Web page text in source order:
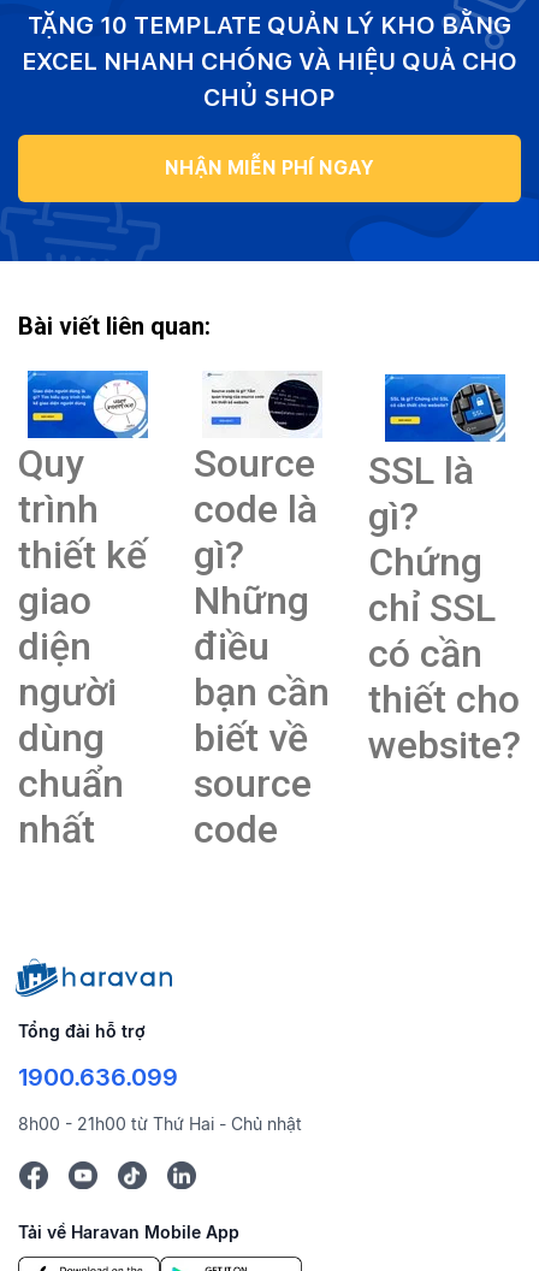
TẶNG 10 TEMPLATE QUẢN LÝ KHO BẰNG
EXCEL NHANH CHÓNG VÀ HIỆU QUẢ CHO
CHỦ SHOP
NHẬN MIỄN PHÍ NGAY
Bài viết liên quan:
Quy
trình
thiết kế
giao
diện
người
dùng
chuẩn
nhất
Source
code là
gì?
Những
điều
bạn cần
biết về
source
code
SSL là
gì?
Chứng
chỉ SSL
có cần
thiết cho
website?
Tổng đài hỗ trợ
1900.636.099
8h00 - 21h00 từ Thứ Hai - Chủ nhật
Tải về Haravan Mobile App